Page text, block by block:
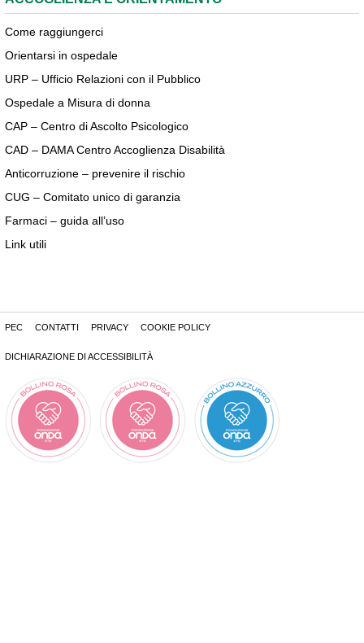
Come raggiungerci
Orientarsi in ospedale
URP – Ufficio Relazioni con il Pubblico
Ospedale a Misura di donna
CAP – Centro di Ascolto Psicologico
CAD – DAMA Centro Accoglienza Disabilità
Anticorruzione – prevenire il rischio
CUG – Comitato unico di garanzia
Farmaci – guida all’uso
Link utili
PEC CONTATTI PRIVACY COOKIE POLICY
DICHIARAZIONE DI ACCESSIBILITÀ